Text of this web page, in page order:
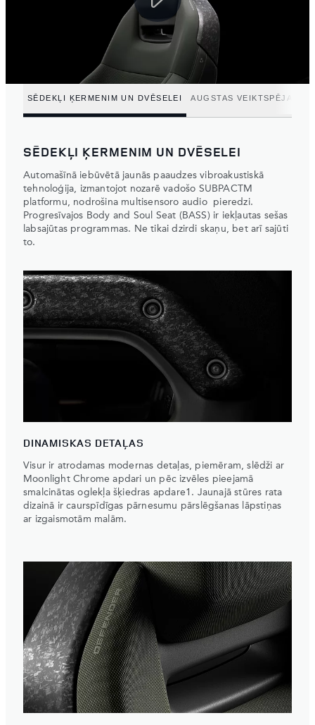
SĒDEKĻI ĶERMENIM UN DVĒSELEI AUGSTAS VEIKTSPĒJAS
SĒDEKĻI ĶERMENIM UN DVĒSELEI
Automašīnā iebūvētā jaunās paaudzes vibroakustiskā
tehnoloģija, izmantojot nozarē vadošo SUBPACTM
platformu, nodrošina multisensoro audio pieredzi.
Progresīvajos Body and Soul Seat (BASS) ir iekļautas sešas
labsajūtas programmas. Ne tikai dzirdi skaņu, bet arī sajūti
to.
DINAMISKAS DETAĻAS
Visur ir atrodamas modernas detaļas, piemēram, slēdži ar
Moonlight Chrome apdari un pēc izvēles pieejamā
smalcinātas oglekļa šķiedras apdare1. Jaunajā stūres rata
dizainā ir caurspīdīgas pārnesumu pārslēgšanas lāpstiņas
ar izgaismotām malām.